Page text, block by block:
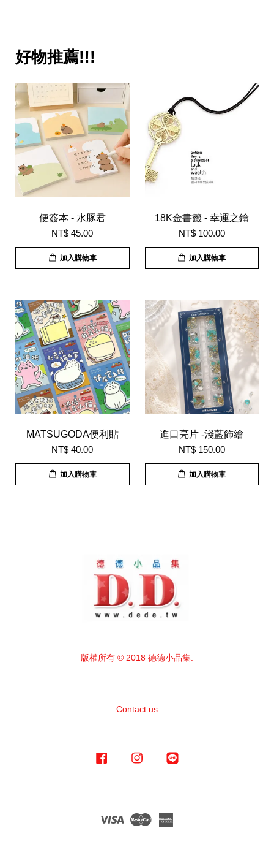
好物推薦!!!
便簽本 - 水豚君
NT$ 45.00
加入購物車
18K金書籤 - 幸運之鑰
NT$ 100.00
加入購物車
MATSUGODA便利貼
NT$ 40.00
加入購物車
進口亮片 -淺藍飾繪
NT$ 150.00
加入購物車
版權所有 © 2018 德德小品集.
Contact us
Facebook Instagram
Visa Master